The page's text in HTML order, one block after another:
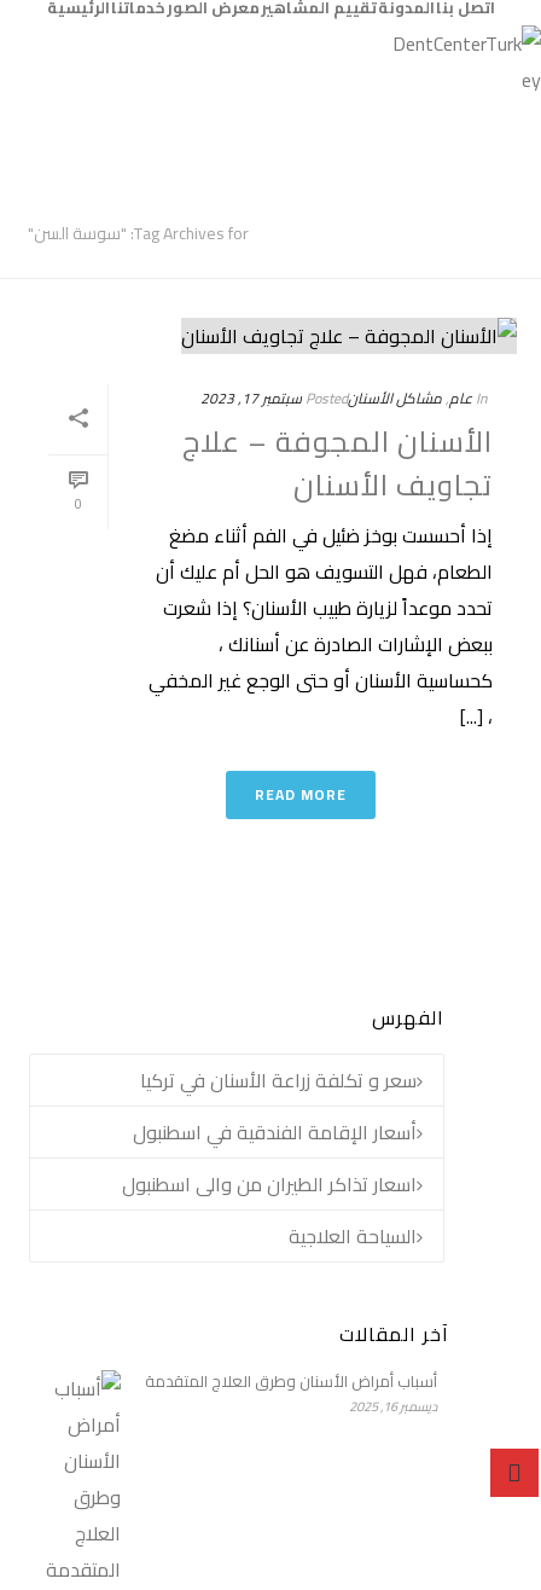
الرئيسيةخدماتنامعرض الصورتقييم المشاهيرالمدونةاتصل بنا
Tag Archives for: "سوسة السن"
0
Inعام,مشاكل الأسنانPostedسبتمبر 17, 2023
الأسنان المجوفة – علاج
تجاويف الأسنان
إذا أحسست بوخز ضئيل في الفم أثناء مضغ
الطعام، فهل التسويف هو الحل أم عليك أن
تحدد موعداً لزيارة طبيب الأسنان؟ إذا شعرت
ببعض الإشارات الصادرة عن أسنانك ،
كحساسية الأسنان أو حتى الوجع غير المخفي
، [...]
READ MORE
الفهرس
سعر و تكلفة زراعة الأسنان في تركيا
أسعار الإقامة الفندقية في اسطنبول
اسعار تذاكر الطيران من والى اسطنبول
السياحة العلاجية
آخر المقالات
أسباب أمراض الأسنان وطرق العلاج المتقدمة
ديسمبر 16, 2025